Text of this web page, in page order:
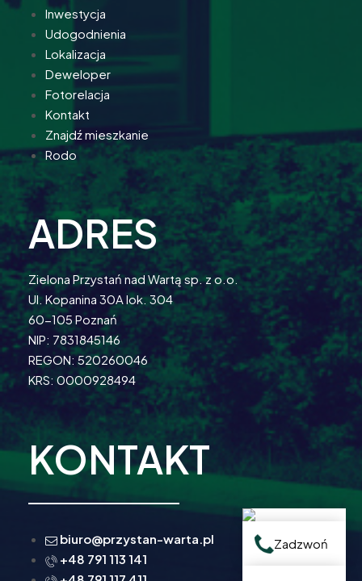
Inwestycja
Udogodnienia
Lokalizacja
Deweloper
Fotorelacja
Kontakt
Znajdź mieszkanie
Rodo
ADRES
Zielona Przystań nad Wartą sp. z o.o.
Ul. Kopanina 30A lok. 304
60-105 Poznań
NIP: 7831845146
REGON: 520260046
KRS: 0000928494
KONTAKT
biuro@przystan-warta.pl
+48 791 113 141
Zadzwoń